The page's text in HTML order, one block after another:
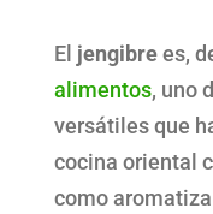
El jengibrees,
alimentos, uno
versátiles que
cocina oriental
como